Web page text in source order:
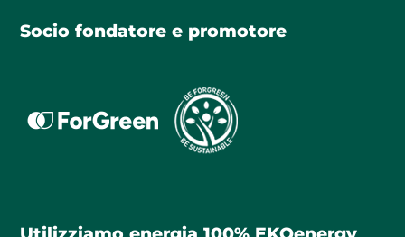
Socio fondatore e promotore